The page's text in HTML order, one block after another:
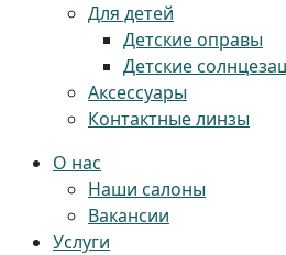
Для детей
Детские оправы
Детские
Аксессуары
Контактные линзы
О нас
Наши салоны
Вакансии
Услуги